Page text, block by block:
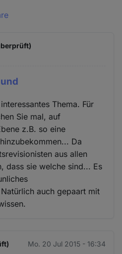
Thema. Für
Sie mal, auf
z.B. so eine
Da
aus allen
dass sie welche sind... Es
auch gepaart mit
Mo. 20 Jul 2015 - 16:34